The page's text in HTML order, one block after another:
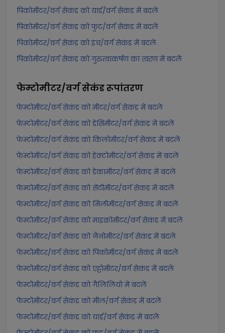
पिकोमीटर/वर्ग सेकंड को यार्ड/वर्ग सेकंड में बदलें
पिकोमीटर/वर्ग सेकंड को फुट/वर्ग सेकंड में बदलें
पिकोमीटर/वर्ग सेकंड को इंच/वर्ग सेकंड में बदलें
पिकोमीटर/वर्ग सेकंड को गुरुत्वाकर्षण का त्वरण में बदलें
फेम्टोमीटर/वर्ग सेकंडरूपांतरण
फेम्टोमीटर/वर्ग सेकंड को मीटर/वर्ग सेकंड में बदलें
फेम्टोमीटर/वर्ग सेकंड को डेसिमीटर/वर्ग सेकंड में बदलें
फेम्टोमीटर/वर्ग सेकंड को किलोमीटर/वर्ग सेकंड में बदलें
फेम्टोमीटर/वर्ग सेकंड को हेक्टोमीटर/वर्ग सेकंड में बदलें
फेम्टोमीटर/वर्ग सेकंड को डेकामीटर/वर्ग सेकंड में बदलें
फेम्टोमीटर/वर्ग सेकंड को सेंटीमीटर/वर्ग सेकंड में बदलें
फेम्टोमीटर/वर्ग सेकंड को मिलीमीटर/वर्ग सेकंड में बदलें
फेम्टोमीटर/वर्ग सेकंड को माइक्रोमीटर/वर्ग सेकंड में बदलें
फेम्टोमीटर/वर्ग सेकंड को नैनोमीटर/वर्ग सेकंड में बदलें
फेम्टोमीटर/वर्ग सेकंड को पिकोमीटर/वर्ग सेकंड में बदलें
फेम्टोमीटर/वर्ग सेकंड को एट्टोमीटर/वर्ग सेकंड में बदलें
फेम्टोमीटर/वर्ग सेकंड को गैलिलियो में बदलें
फेम्टोमीटर/वर्ग सेकंड को मील/वर्ग सेकंड में बदलें
फेम्टोमीटर/वर्ग सेकंड को यार्ड/वर्ग सेकंड में बदलें